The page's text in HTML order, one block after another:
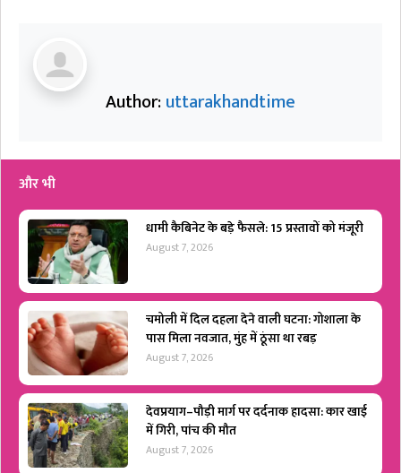
Author:uttarakhandtime
और भी
धामी कैबिनेट के बड़े फैसले: 15 प्रस्तावों को मंजूरी
August 7, 2026
चमोली में दिल दहला देने वाली घटना: गोशाला के
पास मिला नवजात, मुंह में ठूंसा था रबड़
August 7, 2026
देवप्रयाग–पौड़ी मार्ग पर दर्दनाक हादसा: कार खाई
में गिरी, पांच की मौत
August 7, 2026